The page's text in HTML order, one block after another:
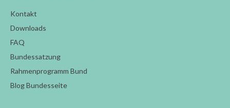
Kontakt
Downloads
FAQ
Bundessatzung
Rahmenprogramm Bund
Blog Bundesseite